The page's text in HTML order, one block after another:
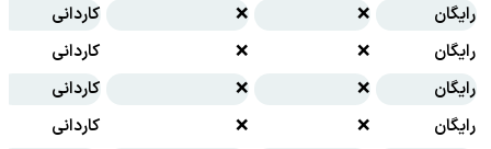
رایگان
❌
❌
کاردانی
رایگان
❌
❌
کاردانی
رایگان
❌
❌
کاردانی
رایگان
❌
❌
کاردانی